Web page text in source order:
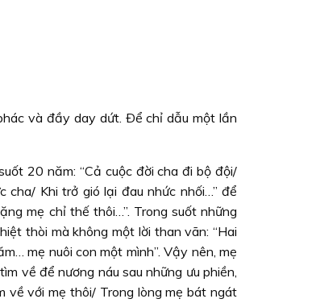
và đầy day dứt. Ðể chỉ dẫu một lần
20 năm: “Cả cuộc đời cha đi bộ đội/
Khi trở gió lại đau nhức nhối…” để
mẹ chỉ thế thôi…”. Trong suốt những
thòi mà không một lời than vãn: “Hai
mẹ nuôi con một mình”. Vậy nên, mẹ
về để nương náu sau những ưu phiền,
về với mẹ thôi/ Trong lòng mẹ bát ngát